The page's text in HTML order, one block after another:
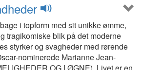
i topform med sit unikke ømme,
tragikomiske blik på det moderne
styrker og svagheder med rørende
nominerede Marianne Jean-